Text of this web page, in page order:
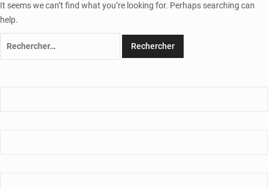
It seems we can’t find what you’re looking for. Perhaps searching can
help.